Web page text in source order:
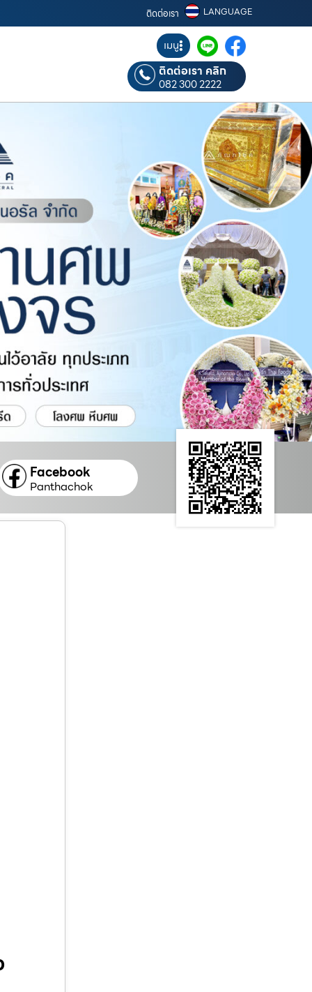
ติดต่อเรา LANGUAGE
เมนู
ติดต่อเรา คลิก
082 300 2222
Facebook
Panthachok